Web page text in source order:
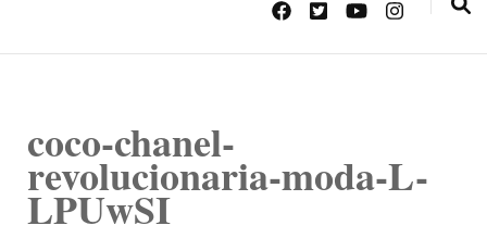
coco-chanel-
revolucionaria-moda-L-
LPUwSI